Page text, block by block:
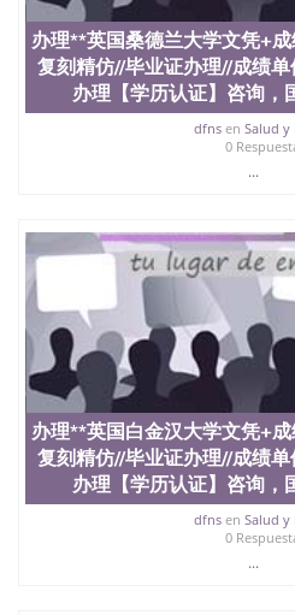
料； 5、等待结果，完成结果
6、客户确认收到结果，付余
学院的毕业证成绩单所使用
结构（包括：水印，阴影底纹
银，LOGO烫金烫银复合重叠
镭射，紫外荧光，温感，复印
对照。质量得到了广大海外客
海外学校留学中介， 同时能
业证，录取通知书，在读证明
新信息， 能够在时间掌握的海
寸大小，纸张材质，防伪技术
原版实物，以求达到客户的
们在保证合理定价的同时，
质和效率不断优化，为您倾情
咨询顾问：Sam q/微信
信:551190476办理毕业证成绩
知书，雅思，留学回国证明.
公司专业制作、办理、仿制
教育部学历学位认证、毕业证
文凭、假文凭假毕业证假学
理、仿制学位证书、毕业证文
证认证、留服认证、使馆认证
回国人员证明、留学生认证、
办理**英国桑德兰大学文凭+
复刻精仿//毕业证办理//成绩单
办理【学历认证】咨询，
dfnsen Salud y
0
...
办理**英国白金汉大学文凭+
复刻精仿//毕业证办理//成绩单
办理【学历认证】咨询，
dfnsen Salud y
0
...